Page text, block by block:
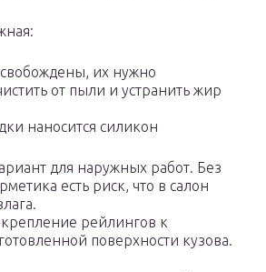
их нужно
от пыли и устранить жир
наносится силикон
для наружных работ. Без
есть риск, что в салон
рейлингов к
поверхности кузова.